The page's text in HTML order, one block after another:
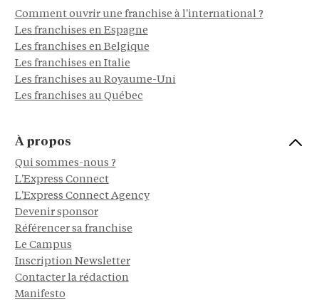
Comment ouvrir une franchise à l'international ?
Les franchises en Espagne
Les franchises en Belgique
Les franchises en Italie
Les franchises au Royaume-Uni
Les franchises au Québec
À propos
Qui sommes-nous ?
L'Express Connect
L'Express Connect Agency
Devenir sponsor
Référencer sa franchise
Le Campus
Inscription Newsletter
Contacter la rédaction
Manifesto